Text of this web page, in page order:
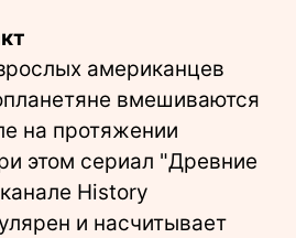
американцев
вмешиваются
на протяжении
этом сериал "Древние
History
и насчитывает